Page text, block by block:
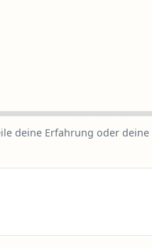
deine Erfahrung oder deine